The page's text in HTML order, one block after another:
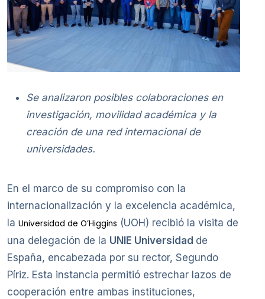
Se analizaron posibles colaboraciones en
investigación, movilidad académica y la
creación de una red internacional de
universidades.
En el marco de su compromiso con la
internacionalización y la excelencia académica,
la Universidad de O’Higgins (UOH) recibió la visita de
una delegación de la UNIE Universidad de
España, encabezada por su rector, Segundo
Píriz. Esta instancia permitió estrechar lazos de
cooperación entre ambas instituciones,